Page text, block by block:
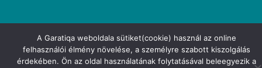
A Garatiqa weboldala sütiket(cookie) használ az online
felhasználói élmény növelése, a személyre szabott kiszolgálás
érdekében. Ön az oldal használatának folytatásával beleegyezik a